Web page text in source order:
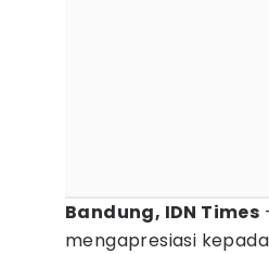
Bandung, IDN Times
mengapresiasi